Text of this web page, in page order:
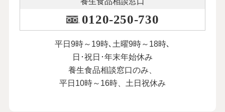
0120-250-730
平日9時～19時､土曜9時～18時､
日･祝日･年末年始休み
養生食品相談窓口のみ、
平日10時～16時、土日祝休み